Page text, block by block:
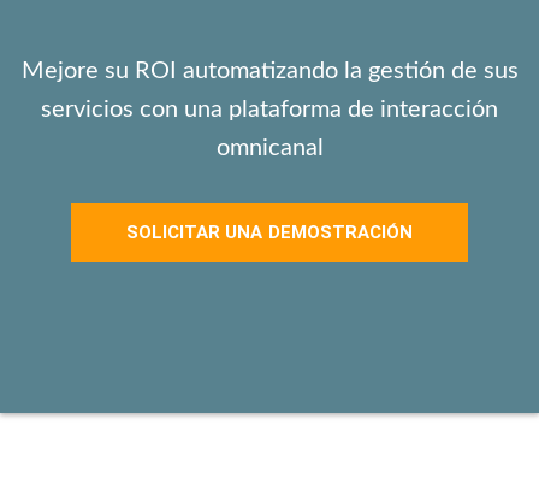
Mejore su ROI automatizando la gestión de sus
servicios con una plataforma de interacción
omnicanal
SOLICITAR UNA DEMOSTRACIÓN